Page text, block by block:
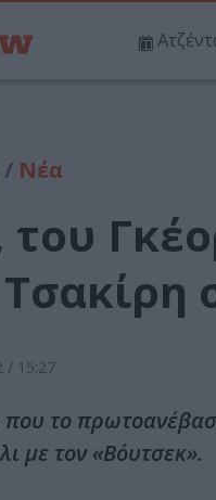
/ Νέα
του
/ 15:27
που το
με τον «Βόυτσεκ».